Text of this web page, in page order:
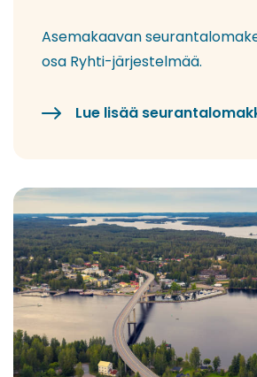
Asemakaavan
osa Ryhti-järjestelmää.
Lue lisää